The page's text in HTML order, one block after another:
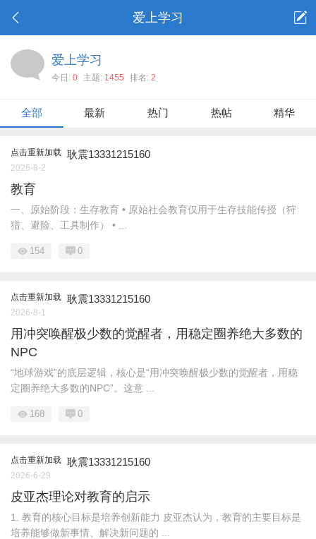
爱上学习
爱上学习
今日: 0 主题: 1455 排名: 2
全部 最新 热门 热帖 精华
点击重新加载 耿震13331215160
2026-8-2
教育
一、原始阶段：生存教育 • 原始社会教育仅用于生存技能传授（狩
猎、避险、工具制作） • ...
154 0
点击重新加载 耿震13331215160
2026-8-1
用冲突唤醒极少数的觉醒者，用稳定圈养绝大多数的
NPC
“地球游戏”的底层逻辑，核心是“用冲突唤醒极少数的觉醒者，用稳
定圈养绝大多数的NPC”。这意 ...
168 0
点击重新加载 耿震13331215160
2026-6-29
皮亚杰理论对教育的启示
1. 教育的核心目标是培养创新能力 皮亚杰认为，教育的主要目标是
培养能够做新事情、解决新问题的 ...